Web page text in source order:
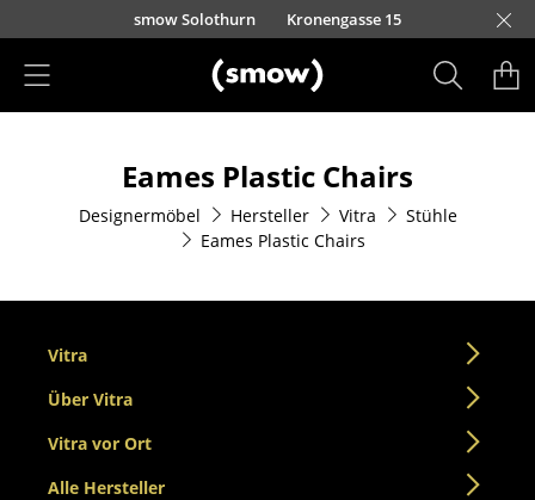
Direkt zum Inhaltsmow Solothurn Kronengasse 15
Sitzmöbel
Esszimmerstühle
Eames Plastic Chairs
Designermöbel Hersteller Vitra
Stühle
Eames Plastic Chairs
Vitra
Über Vitra
Vitra vor Ort
Alle Hersteller